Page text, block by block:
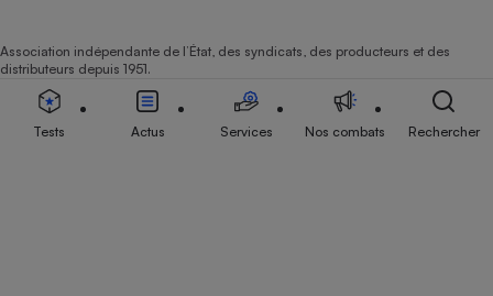
Association indépendante de l’État, des syndicats, des producteurs et des
distributeurs depuis 1951.
Tests Actus Services Nos combats Rechercher